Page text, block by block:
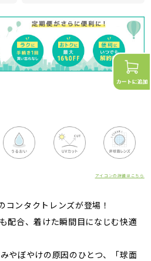
アイコンの詳細はこちら
コンタクトレンズが登場！
配合、着けた瞬間目になじむ快適
やぼやけの原因のひとつ、「球面